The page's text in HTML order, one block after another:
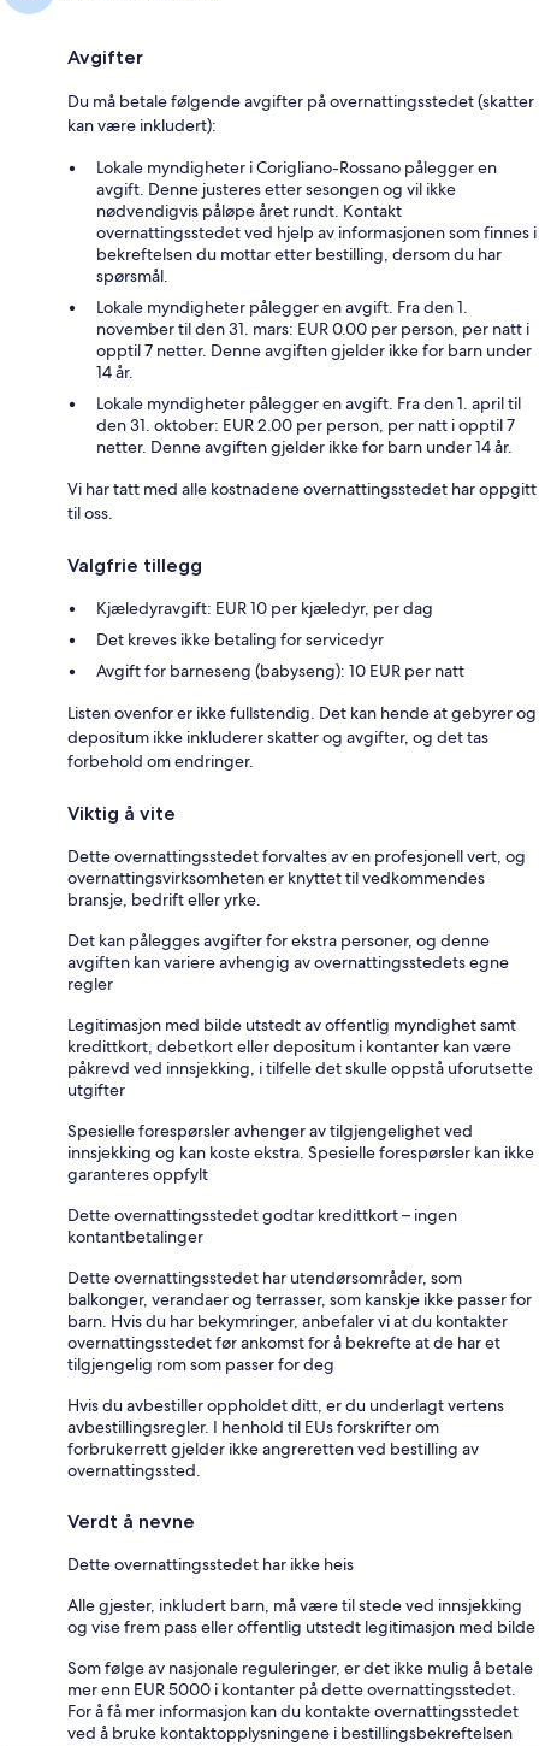
Avgifter
Du må betale følgende avgifter på overnattingsstedet (skatter
kan være inkludert):
Lokale myndigheter i Corigliano-Rossano pålegger en
avgift. Denne justeres etter sesongen og vil ikke
nødvendigvis påløpe året rundt. Kontakt
overnattingsstedet ved hjelp av informasjonen som finnes i
bekreftelsen du mottar etter bestilling, dersom du har
spørsmål.
Lokale myndigheter pålegger en avgift. Fra den 1.
november til den 31. mars: EUR 0.00 per person, per natt i
opptil 7 netter. Denne avgiften gjelder ikke for barn under
14 år.
Lokale myndigheter pålegger en avgift. Fra den 1. april til
den 31. oktober: EUR 2.00 per person, per natt i opptil 7
netter. Denne avgiften gjelder ikke for barn under 14 år.
Vi har tatt med alle kostnadene overnattingsstedet har oppgitt
til oss.
Valgfrie tillegg
Kjæledyravgift: EUR 10 per kjæledyr, per dag
Det kreves ikke betaling for servicedyr
Avgift for barneseng (babyseng): 10 EUR per natt
Listen ovenfor er ikke fullstendig. Det kan hende at gebyrer og
depositum ikke inkluderer skatter og avgifter, og det tas
forbehold om endringer.
Viktig å vite
Dette overnattingsstedet forvaltes av en profesjonell vert, og
overnattingsvirksomheten er knyttet til vedkommendes
bransje, bedrift eller yrke.
Det kan pålegges avgifter for ekstra personer, og denne
avgiften kan variere avhengig av overnattingsstedets egne
regler
Legitimasjon med bilde utstedt av offentlig myndighet samt
kredittkort, debetkort eller depositum i kontanter kan være
påkrevd ved innsjekking, i tilfelle det skulle oppstå uforutsette
utgifter
Spesielle forespørsler avhenger av tilgjengelighet ved
innsjekking og kan koste ekstra. Spesielle forespørsler kan ikke
garanteres oppfylt
Dette overnattingsstedet godtar kredittkort – ingen
kontantbetalinger
Dette overnattingsstedet har utendørsområder, som
balkonger, verandaer og terrasser, som kanskje ikke passer for
barn. Hvis du har bekymringer, anbefaler vi at du kontakter
overnattingsstedet før ankomst for å bekrefte at de har et
tilgjengelig rom som passer for deg
Hvis du avbestiller oppholdet ditt, er du underlagt vertens
avbestillingsregler. I henhold til EUs forskrifter om
forbrukerrett gjelder ikke angreretten ved bestilling av
overnattingssted.
Verdt å nevne
Dette overnattingsstedet har ikke heis
Alle gjester, inkludert barn, må være til stede ved innsjekking
og vise frem pass eller offentlig utstedt legitimasjon med bilde
Som følge av nasjonale reguleringer, er det ikke mulig å betale
mer enn EUR 5000 i kontanter på dette overnattingsstedet.
For å få mer informasjon kan du kontakte overnattingsstedet
ved å bruke kontaktopplysningene i bestillingsbekreftelsen